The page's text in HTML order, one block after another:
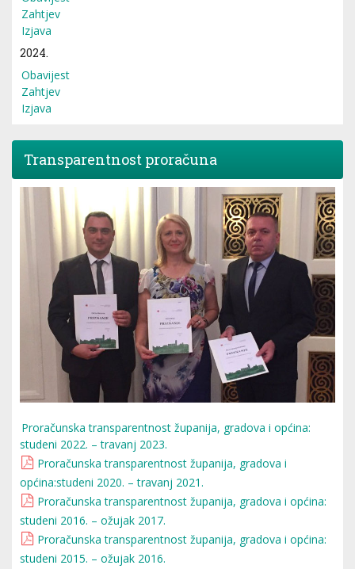
Zahtjev
Izjava
2024.
Obavijest
Zahtjev
Izjava
Transparentnost proračuna
Proračunska transparentnost županija, gradova i općina:
studeni 2022. – travanj 2023.
Proračunska transparentnost županija, gradova i
općina:studeni 2020. – travanj 2021.
Proračunska transparentnost županija, gradova i općina:
studeni 2016. – ožujak 2017.
Proračunska transparentnost županija, gradova i općina:
studeni 2015. – ožujak 2016.